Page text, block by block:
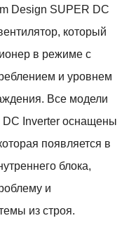
Design SUPER DC
который
в режиме с
и уровнем
Все модели
DC Inverter оснащены
появляется в
блока,
и
из строя.